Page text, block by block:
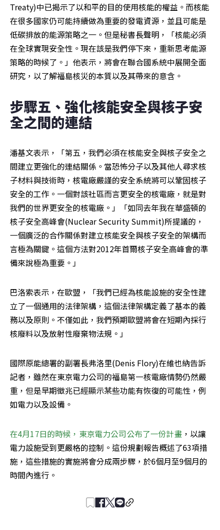
Treaty)中已揭示了以和平的目的使用核能的權益。而核能
在很多國家仍可能持續做為重要的發電資源，並且可能是
低碳排放的能源策略之一。但是秘書長聲明，「核能必須
在全球實現安全性。現在該是我們停下來，重新思考能源
策略的時候了。」他表示，將會在聯合國系統中展開全面
研究，以了解福島核災的本質以及其帶來的意含。
步驟五、強化核能安全與核子安
全之間的連結
潘基文表示，「第五，我們必須在核能安全與核子安全之
間建立更強化的連結關係。當恐怖分子以及其他人尋求核
子材料與技術時，核電廠嚴謹的安全系統將可以鞏固核子
安全的工作。一個對該社區而言更安全的核電廠，就是對
我們的世界更安全的核電廠。」「如同去年我在華盛頓的
核子安全高峰會(Nuclear Security Summit)所提議的，
一個廣泛的合作關係對建立核能安全與核子安全的架構而
言極為關鍵。這個方法對2012年首爾核子安全高峰會的準
備來說極為重要。」
巴洛索表示，在歐盟，「我們已經為核能設施的安全性建
立了一個通用的法律架構，這個法律架構定義了基本的義
務以及原則。不僅如此，我們預期歐盟將會在短期內採行
核廢料以及放射性廢棄物法規。」
國際原能總署的副署長弗洛里(Denis Flory)在維也納告訴
記者，雖然在東京電力公司的福島第一核電廠情勢仍然嚴
重，但是早期徵兆已經顯示某些功能有恢復的可能性，例
如電力以及設備。
在4月17日的時候，東京電力公司公布了一份計畫，以讓
電力設施受到更嚴格的控制。這份規劃報告概述了63項措
施，這些措施的實施將會分成兩步驟，於6個月至9個月的
時間內進行。